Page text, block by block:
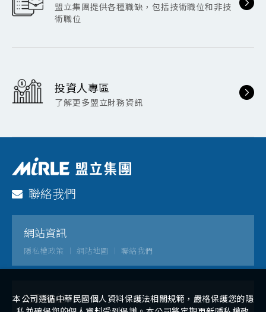
盟立集團提供各種職缺，包括技術職位和非技
術職位
投資人專區
了解更多盟立財務資訊
聯絡我們
網站資訊
隱私權政策 網站地圖 聯絡我們
社群連結
本公司遵循中華民國個人資料保護法相關規範，嚴格保護您的隱